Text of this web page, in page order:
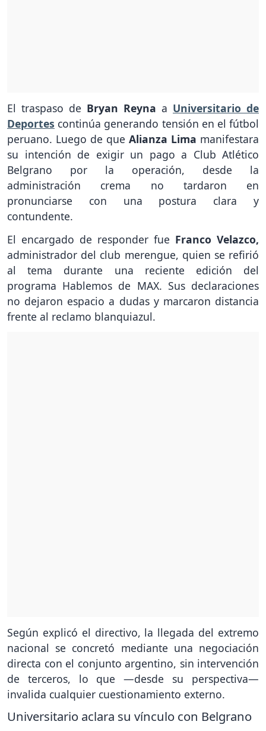
El traspaso de Bryan Reyna a Universitario de
Deportes continúa generando tensión en el fútbol
peruano. Luego de que Alianza Lima manifestara
su intención de exigir un pago a Club Atlético
Belgrano por la operación, desde la
administración crema no tardaron en
pronunciarse con una postura clara y
contundente.
El encargado de responder fue Franco Velazco,
administrador del club merengue, quien se refirió
al tema durante una reciente edición del
programa Hablemos de MAX. Sus declaraciones
no dejaron espacio a dudas y marcaron distancia
frente al reclamo blanquiazul.
Según explicó el directivo, la llegada del extremo
nacional se concretó mediante una negociación
directa con el conjunto argentino, sin intervención
de terceros, lo que —desde su perspectiva—
invalida cualquier cuestionamiento externo.
Universitario aclara su vínculo con Belgrano